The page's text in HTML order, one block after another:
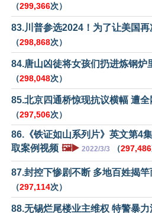
（299,366次）
83.川普参选2024！为了让美国再
（298,868次）
84.唐山凶徒将女孩们扔进炼钢
（298,048次）
85.北京四通桥惊现抗议横幅 遭全
（297,506次）
86.《铁证如山系列片》英文第4
取案例视频 🖼️▶️ 2022/3/3 （297,486
87.封控下惨剧不断 多地百姓揭竿
（297,114次）
88.无锡烂尾楼业主维权 特警暴力